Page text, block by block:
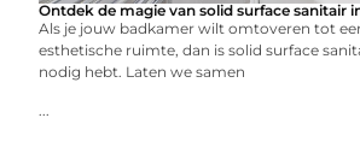
Ontdek de magie van solid surface sanitair
Als je jouw badkamer wilt omtoveren tot
esthetische ruimte, dan is solid surface
nodig hebt. Laten we samen
...